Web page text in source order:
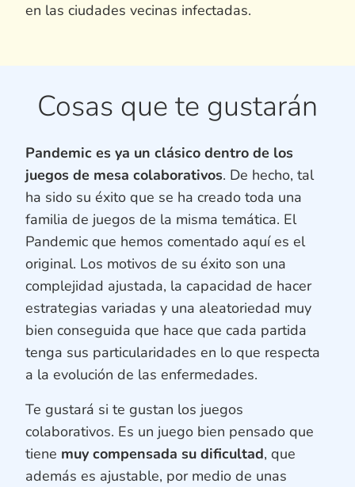
en las ciudades vecinas infectadas.
Cosas que te gustarán
Pandemic es ya un clásico dentro de los
juegos de mesa colaborativos. De hecho, tal
ha sido su éxito que se ha creado toda una
familia de juegos de la misma temática. El
Pandemic que hemos comentado aquí es el
original. Los motivos de su éxito son una
complejidad ajustada, la capacidad de hacer
estrategias variadas y una aleatoriedad muy
bien conseguida que hace que cada partida
tenga sus particularidades en lo que respecta
a la evolución de las enfermedades.
Te gustará si te gustan los juegos
colaborativos. Es un juego bien pensado que
tiene muy compensada su dificultad, que
además es ajustable, por medio de unas